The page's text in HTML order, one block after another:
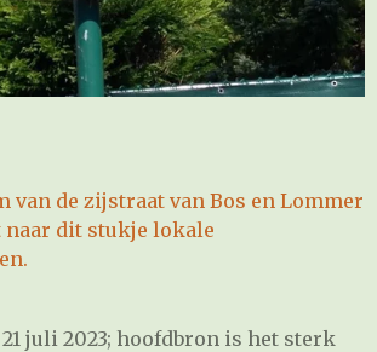
van de zijstraat van Bos en Lommer
dit stukje lokale
juli 2023; hoofdbron is het sterk